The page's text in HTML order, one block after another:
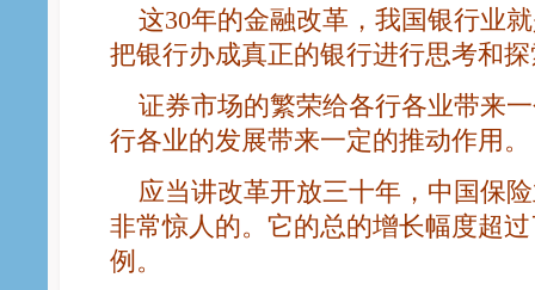
这30年的金融改革，我国银行业
把银行办成真正的银行进行思考和
证券市场的繁荣给各行各业带来
行各业的发展带来一定的推动作用。
应当讲改革开放三十年，中国保
非常惊人的。它的总的增长幅度超
例。